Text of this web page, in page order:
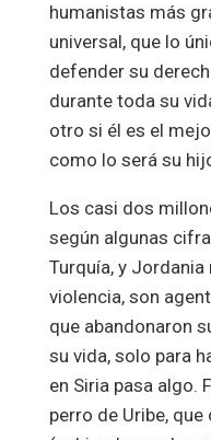
humanistas más
universal, que lo
defender su
durante toda su
otro si él es el
como lo será su
Los casi dos
según algunas
Turquía, y
violencia, son
que abandonaron
su vida, solo para
en Siria pasa algo.
perro de Uribe,